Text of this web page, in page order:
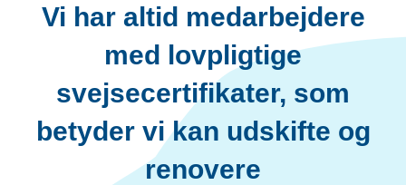
Vi har altid medarbejdere
med lovpligtige
svejsecertifikater, som
betyder vi kan udskifte og
renovere